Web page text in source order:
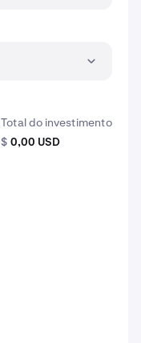
Total do investimento
$ 0,00 USD